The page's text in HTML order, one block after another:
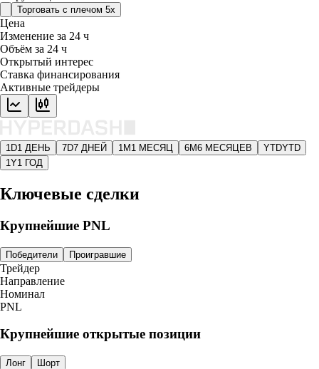
Торговать с плечом 5x
Цена
Изменение за 24 ч
Объём за 24 ч
Открытый интерес
Ставка финансирования
Активные трейдеры
1D1 ДЕНЬ 7D7 ДНЕЙ 1M 1 МЕСЯЦ 6M6 МЕСЯЦЕВ YTDYTD
1Y1 ГОД
Ключевые сделки
Крупнейшие PNL
Победители Проигравшие
Трейдер
Направление
Номинал
PNL
Крупнейшие открытые позиции
Лонг Шорт